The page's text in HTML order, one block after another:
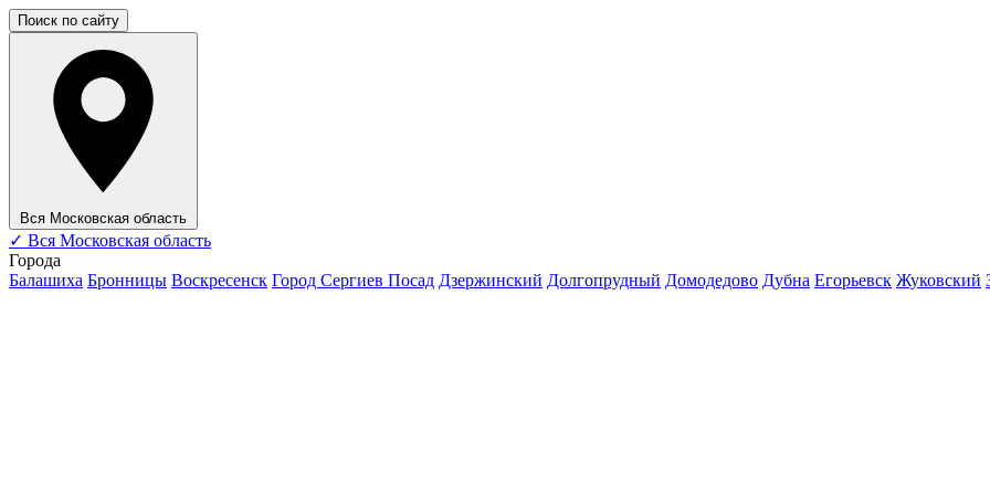
Поиск по сайту
Вся Московская область
✓ Вся Московская область
Города
Балашиха Бронницы Воскресенск Город Сергиев Посад Дзержинский Долгопрудный Домодедово Дубна Егорьевск Жуковский